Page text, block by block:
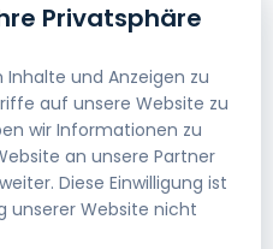
Privatsphäre
und Anzeigen zu
auf unsere Website zu
wir Informationen zu
an unsere Partner
Diese Einwilligung ist
unserer Website nicht